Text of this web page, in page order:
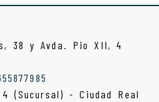
38 y Avda. Pio XII, 4
(Sucursal) - Ciudad Real